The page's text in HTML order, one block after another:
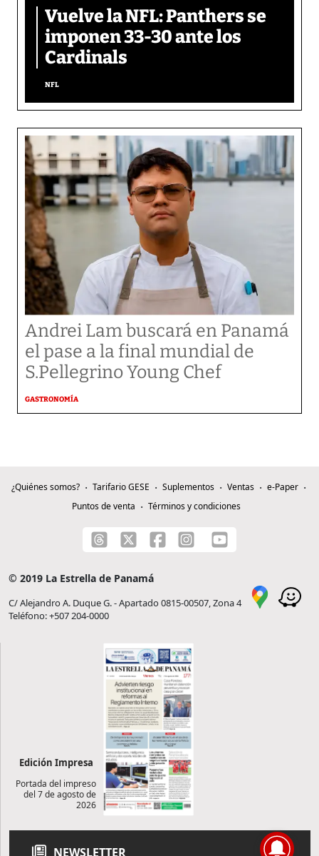
Vuelve la NFL: Panthers se
imponen 33-30 ante los
Cardinals
NFL
Andrei Lam buscará en Panamá
el pase a la final mundial de
S.Pellegrino Young Chef
GASTRONOMÍA
¿Quiénes somos? Tarifario GESE Suplementos Ventas
e-Paper
Puntos de venta
Términos y condiciones
© 2019 La Estrella de Panamá
C/ Alejandro A. Duque G. - Apartado 0815-00507, Zona 4
Teléfono: +507 204-0000
Edición Impresa
Portada del impreso
del 7 de agosto de
2026
NEWSLETTER